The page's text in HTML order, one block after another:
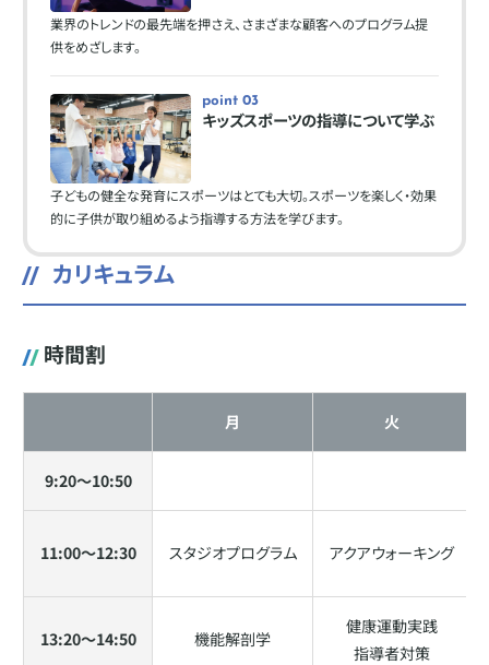
業界のトレンドの最先端を押さえ、さまざまな顧客へのプログラム提
供をめざします。
point 03
キッズスポーツの指導について学ぶ
子どもの健全な発育にスポーツはとても大切。スポーツを楽しく・効果
的に子供が取り組めるよう指導する方法を学びます。
カリキュラム
時間割
月 火
9:20～10:50
11:00～12:30 スタジオプログラム アクアウォーキング
13:20～14:50 機能解剖学
健康運動実践
指導者対策